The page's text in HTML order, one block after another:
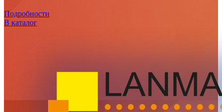
Подробности
В каталог